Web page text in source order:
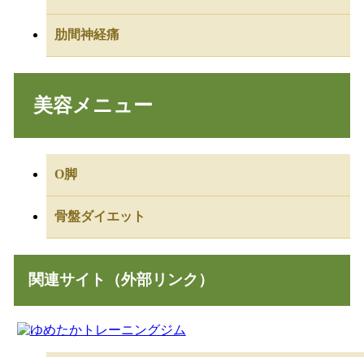
肋間神経痛
美容メニュー
O脚
骨盤ダイエット
関連サイト（外部リンク）